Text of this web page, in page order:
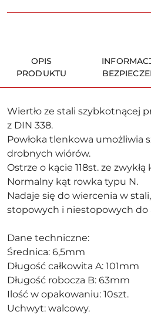
OPIS
PRODUKTU
Wiertło ze stali szybkotnącej
z DIN 338.
Powłoka tlenkowa umożliwia
drobnych wiórów.
Ostrze o kącie 118st. ze
Normalny kąt rowka typu N.
Nadaje się do wiercenia w
stopowych i niestopowych do
Dane techniczne:
Średnica: 6,5mm
Długość całkowita A: 101mm
Długość robocza B: 63mm
Ilość w opakowaniu: 10szt.
Uchwyt: walcowy.